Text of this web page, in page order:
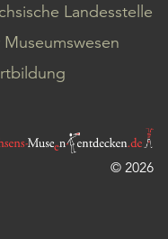
Landesstelle
Museumswesen
© 2026